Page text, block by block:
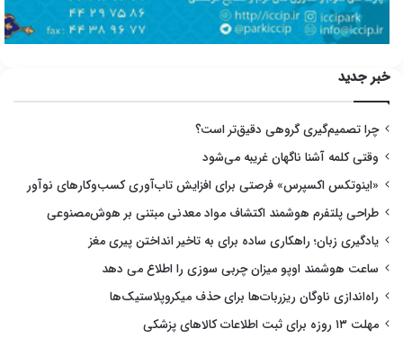
خبر جدید
چرا تصمیم‌گیری گروهی دقیق‌تر است؟
وقتی کلمه آشنا ناگهان غریبه می‌شود
«اینوتکس اکسپرس» فرصتی برای افزایش تاب‌آوری کسب‌وکارهای نوآور
طراحی پلتفرم هوشمند اکتشاف مواد معدنی مبتنی بر هوش‌مصنوعی
یادگیری زبان؛ راهکاری ساده برای به تاخیر انداختن پیری مغز
ساعت هوشمند اوپو میزان چربی سوزی را اطلاع می دهد
راه‌اندازی ناوگان ریزربات‌ها برای حذف میکروپلاستیک‌ها
مهلت ۱۳ روزه برای ثبت اطلاعات کالاهای پزشکی